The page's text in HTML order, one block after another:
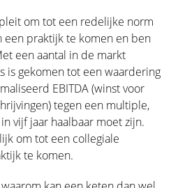
om tot een redelijke norm
een praktijk te komen en ben
een aantal in de markt
is gekomen tot een waardering
EBITDA (winst voor
tegen een multiple,
vijf jaar haalbaar moet zijn.
om tot een collegiale
te komen.